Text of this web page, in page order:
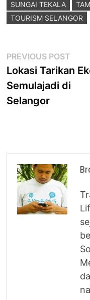
SUNGAI TEKALA
TOURISM SELANGOR
Post
navigation
PREVIOUS POST
Lokasi Tarikan
Semulajadi di
Selangor